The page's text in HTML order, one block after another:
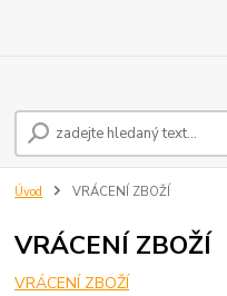
Úvod VRÁCENÍ ZBOŽÍ
VRÁCENÍ ZBOŽÍ
VRÁCENÍ ZBOŽÍ